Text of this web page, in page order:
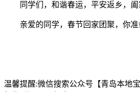
同学们，和谐春运，平安返乡，阖
亲爱的同学，春节回家团聚，你准
温馨提醒:微信搜索公众号【青岛本地